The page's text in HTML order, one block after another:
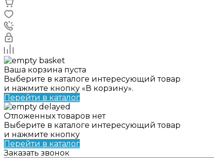
Ваша корзина пуста
Выберите в каталоге интересующий товар
и нажмите кнопку «В корзину».
Перейти в каталог
Отложенных товаров нет
Выберите в каталоге интересующий товар
и нажмите кнопку
Перейти в каталог
Заказать звонок